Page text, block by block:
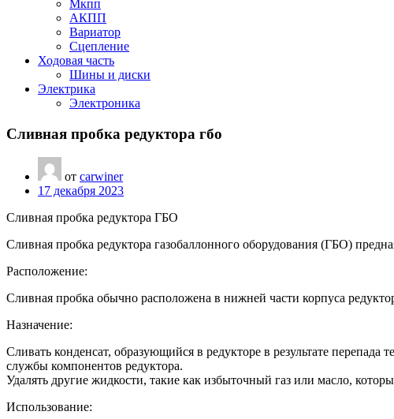
Мкпп
АКПП
Вариатор
Сцепление
Ходовая часть
Шины и диски
Электрика
Электроника
Сливная пробка редуктора гбо
от carwiner
17 декабря 2023
Сливная пробка редуктора ГБО
Сливная пробка редуктора газобаллонного оборудования (ГБО)
Расположение:
Сливная пробка обычно расположена в нижней части корпуса
Назначение:
Сливать конденсат, образующийся в редукторе в результате
службы компонентов редуктора.
Удалять другие жидкости, такие как избыточный газ или масло,
Использование: